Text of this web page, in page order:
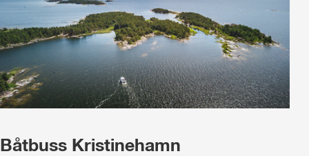
Båtbuss Kristinehamn